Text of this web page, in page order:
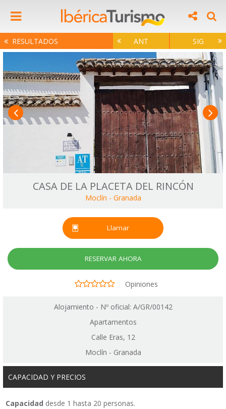
RESULTADOS ANT SIG
CASA DE LA PLACETA DEL RINCÓN
Moclín - Granada
Llamar
RESERVAR AHORA
Opiniones
Alojamiento - Nº oficial: A/GR/00142
Apartamentos
Calle Eras, 12
Moclín - Granada
CAPACIDAD Y PRECIOS
Capacidad desde 1 hasta 20 personas.